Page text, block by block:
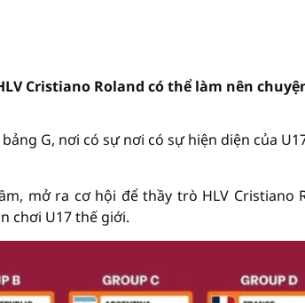
Cristiano Roland có thể làm nên
G, nơi có sự nơi có sự hiện diện của
mở ra cơ hội để thầy trò HLV Cristiano
chơi U17 thế giới.